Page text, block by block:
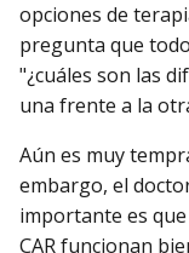
opciones de
pregunta que
"¿cuáles son las
una frente a la
Aún es muy
embargo, el
importante es
CAR funcionan